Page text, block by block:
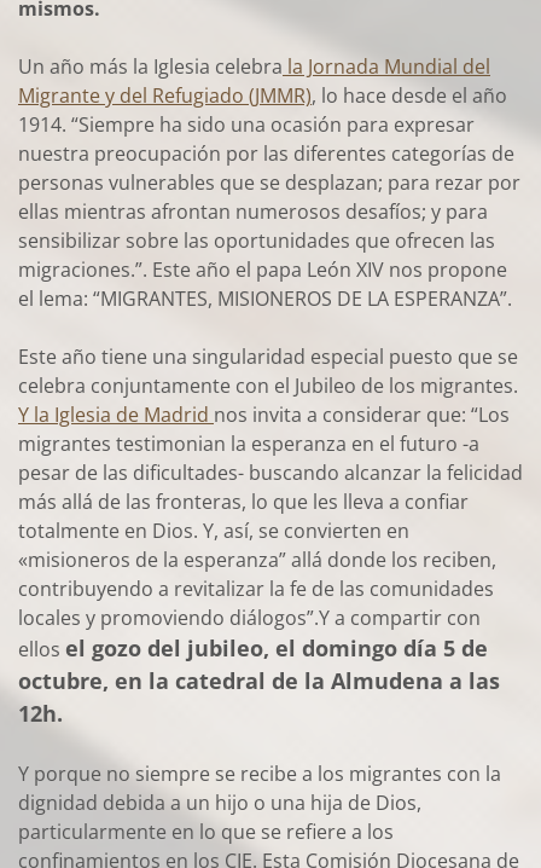
mismos.
Un año más la Iglesia celebra la Jornada Mundial del
Migrante y del Refugiado (JMMR), lo hace desde el año
1914. “Siempre ha sido una ocasión para expresar
nuestra preocupación por las diferentes categorías de
personas vulnerables que se desplazan; para rezar por
ellas mientras afrontan numerosos desafíos; y para
sensibilizar sobre las oportunidades que ofrecen las
migraciones.”. Este año el papa León XIV nos propone
el lema: “MIGRANTES, MISIONEROS DE LA ESPERANZA”.
Este año tiene una singularidad especial puesto que se
celebra conjuntamente con el Jubileo de los migrantes.
Y la Iglesia de Madrid nos invita a considerar que: “Los
migrantes testimonian la esperanza en el futuro -a
pesar de las dificultades- buscando alcanzar la felicidad
más allá de las fronteras, lo que les lleva a confiar
totalmente en Dios. Y, así, se convierten en
«misioneros de la esperanza” allá donde los reciben,
contribuyendo a revitalizar la fe de las comunidades
locales y promoviendo diálogos”.Y a compartir con
ellos el gozo del jubileo, el domingo día 5 de
octubre, en la catedral de la Almudena a las
12h.
Y porque no siempre se recibe a los migrantes con la
dignidad debida a un hijo o una hija de Dios,
particularmente en lo que se refiere a los
confinamientos en los CIE. Esta Comisión Diocesana de